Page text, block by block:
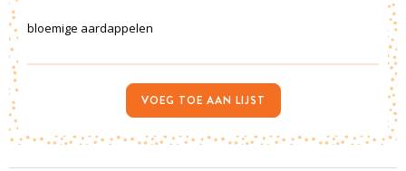
bloemige aardappelen
VOEG TOE AAN LIJST